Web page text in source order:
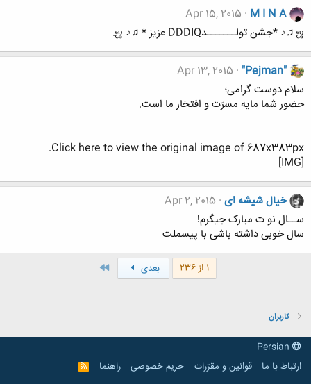
M I N A
Apr 15, 2015
ஜ ♫♪ *جشن تولـــــــدDDDIQ عزیز * ♫♪ ஜ.
"Pejman"
Apr 13, 2015
سلام دوست گرامی؛
حضور شما مایه مسرّت و افتخار ما است.
Click here to view the original image of 687x383px.
[IMG]
خیال شیشه ای Apr 2, 2015
ســال نو ت مبارک جیگرم!
سال خوبی داشته باشی با پیسملت
1 از 236 بعدی
کاربران
ارتباط با ما
قوانین و مقرّرات حریم خصوصی راهنما
R
S